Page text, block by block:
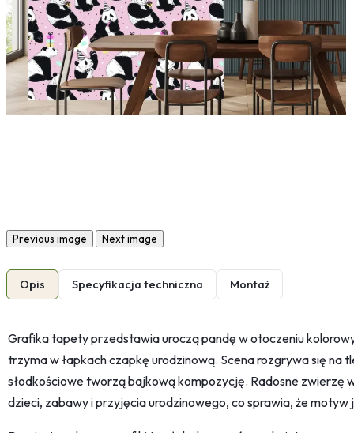
Previous image Next image
Opis Specyfikacja techniczna Montaż
Grafika tapety przedstawia uroczą pandę w otoczeniu
trzyma w łapkach czapkę urodzinową. Scena rozgrywa się na
słodkościowe tworzą bajkową kompozycję. Radosne zwierzę
dzieci, zabawy i przyjęcia urodzinowego, co sprawia, że